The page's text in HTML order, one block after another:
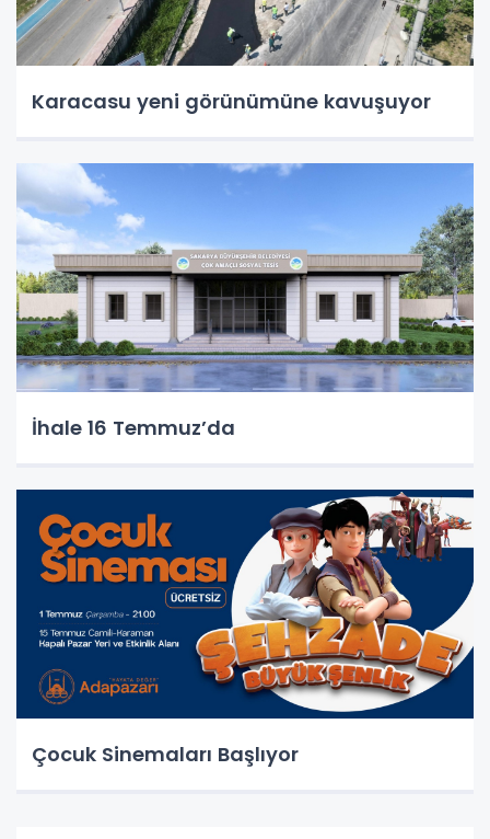
Karacasu yeni görünümüne kavuşuyor
İhale 16 Temmuz’da
Çocuk Sinemaları Başlıyor